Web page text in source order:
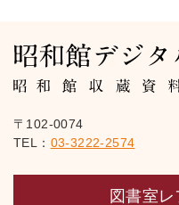
〒102-0074
TEL： 03-3222-2574
図書室